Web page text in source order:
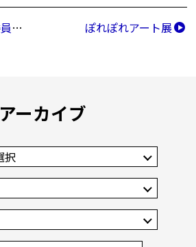
文教子ども家庭委員会（2/8） ぽれぽれアート展
アーカイブ